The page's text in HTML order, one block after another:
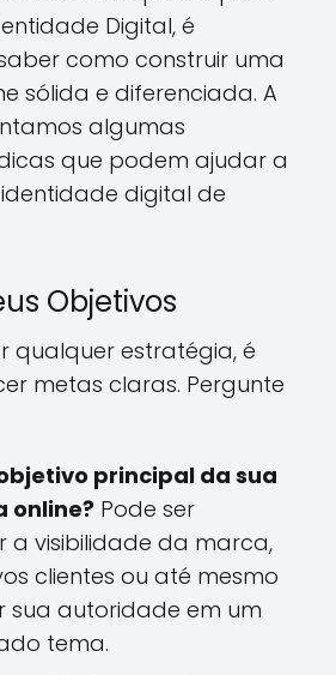
Digital, é
como construir uma
sólida e diferenciada. A
algumas
que podem ajudar a
digital de
Objetivos
qualquer estratégia, é
metas claras. Pergunte
principal da sua
online? Pode ser
a visibilidade da marca,
clientes ou até mesmo
sua autoridade em um
tema.